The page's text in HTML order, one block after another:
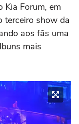
Kia Forum, em
terceiro show da
aos fãs uma
mais